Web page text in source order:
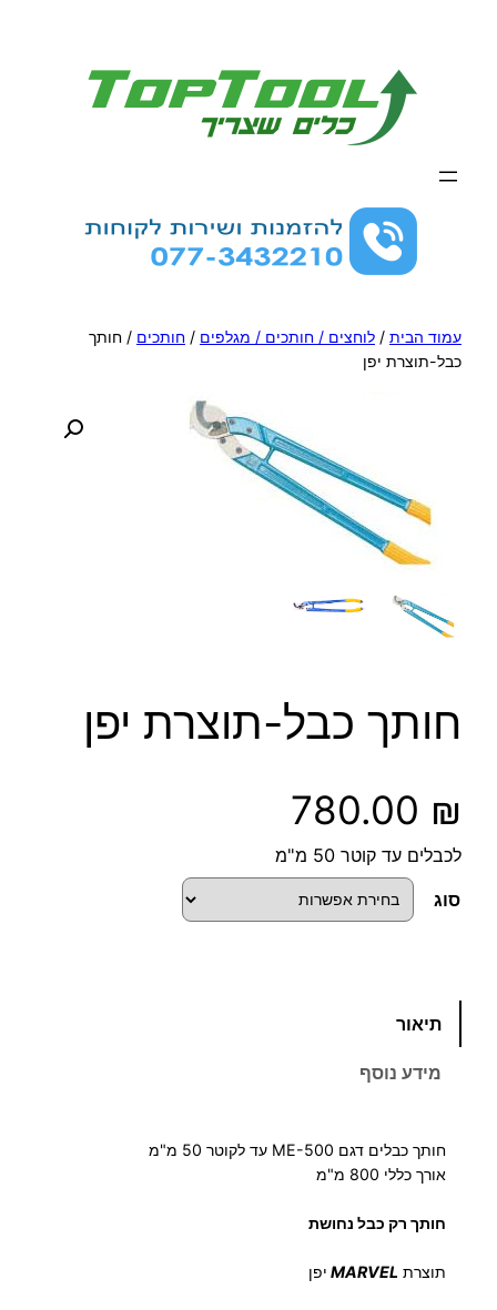
עמוד הבית / לוחצים / חותכים / מגלפים / חותכים / חותך
כבל-תוצרת יפן
חותך כבל-תוצרת יפן
780.00 ₪
לכבלים עד קוטר 50 מ"מ
סוג
כ
ו
תיאור
מידע נוסף
חותך כבלים דגם ME-500 עד לקוטר 50 מ"מ
אורך כללי 800 מ"מ
חותך רק כבל נחושת
תוצרתMARVEL יפן